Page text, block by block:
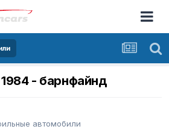
- барнфайнд
автомобили